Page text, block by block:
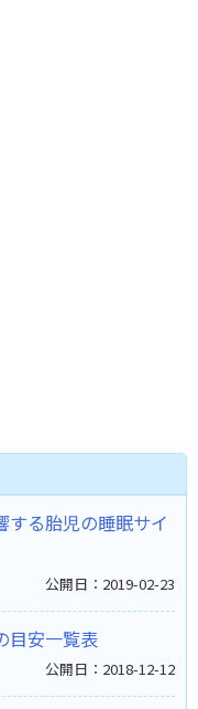
する胎児の睡眠サイ
公開日：2019-02-23
目安一覧表
公開日：2018-12-12